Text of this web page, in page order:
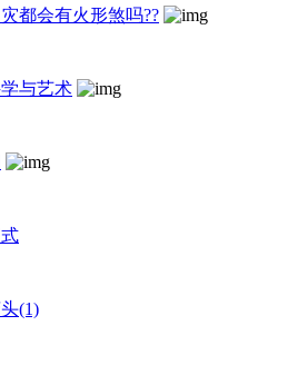
都会有火形煞吗??
与艺术
(1)